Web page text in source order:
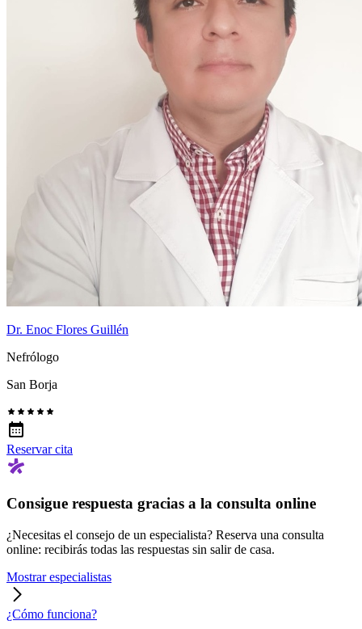
Dr. Enoc Flores Guillén
Nefrólogo
San Borja
Reservar cita
Consigue respuesta gracias a la consulta online
¿Necesitas el consejo de un especialista? Reserva una consulta
online: recibirás todas las respuestas sin salir de casa.
Mostrar especialistas
¿Cómo funciona?